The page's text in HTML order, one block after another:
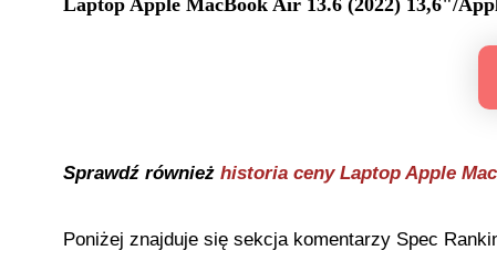
Laptop Apple MacBook Air 13.6 (2022) 13,6"/
Sprawdź również historia ceny Laptop Apple
Poniżej znajduje się sekcja komentarzy Spec